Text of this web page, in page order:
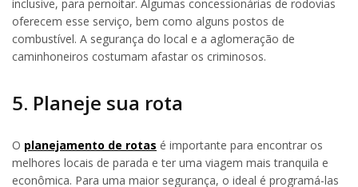
inclusive, para pernoitar. Algumas concessionárias de rodovias
oferecem esse serviço, bem como alguns postos de
combustível. A segurança do local e a aglomeração de
caminhoneiros costumam afastar os criminosos.
5. Planeje sua rota
O planejamento de rotas é importante para encontrar os
melhores locais de parada e ter uma viagem mais tranquila e
econômica. Para uma maior segurança, o ideal é programá-las